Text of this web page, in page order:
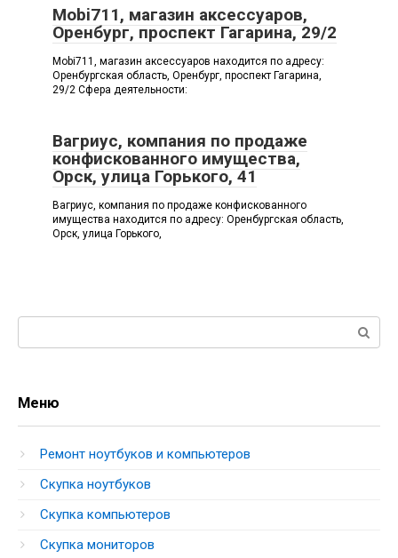
Mobi711, магазин аксессуаров,
Оренбург, проспект Гагарина, 29/2
Mobi711, магазин аксессуаров находится по адресу:
Оренбургская область, Оренбург, проспект Гагарина,
29/2 Сфера деятельности:
Вагриус, компания по продаже
конфискованного имущества,
Орск, улица Горького, 41
Вагриус, компания по продаже конфискованного
имущества находится по адресу: Оренбургская область,
Орск, улица Горького,
Поиск:
Меню
Ремонт ноутбуков и компьютеров
Скупка ноутбуков
Скупка компьютеров
Скупка мониторов